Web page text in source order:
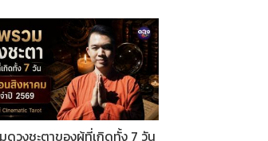
ดวงชะตาของผู้ที่เกิดทั้ง 7 วัน